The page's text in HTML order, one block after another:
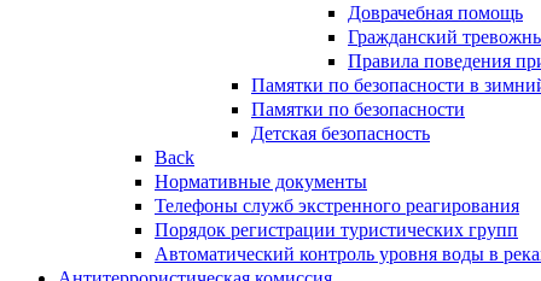
Доврачебная помощь
Гражданский
Правила поведения
Памятки по безопасности в
Памятки по безопасности
Детская безопасность
Back
Нормативные документы
Телефоны служб экстренного реагирования
Порядок регистрации туристических групп
Автоматический контроль уровня воды в